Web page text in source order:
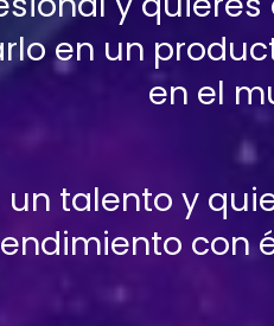
en un
en el
un talento y
con